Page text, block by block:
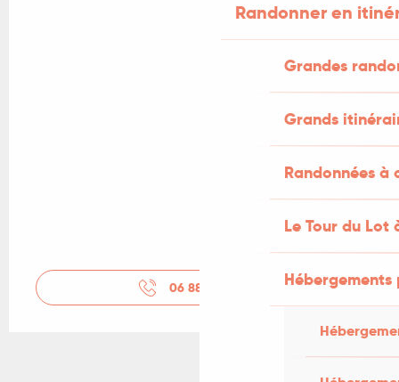
Randonner en
Grandes
Grands
Randonnées
Le Tour du Lot
06 88 63 25